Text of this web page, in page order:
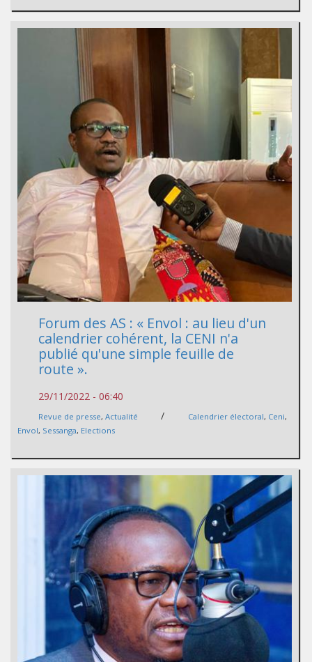
Forum des AS : « Envol : au lieu d'un
calendrier cohérent, la CENI n'a
publié qu'une simple feuille de
route ».
29/11/2022 - 06:40
Revue de presse, Actualité / Calendrier électoral, Ceni,
Envol, Sessanga, Elections